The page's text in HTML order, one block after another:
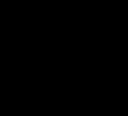
65-67,
C,
1